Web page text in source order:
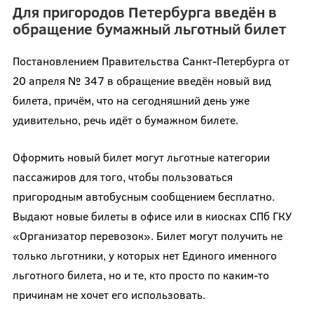
Для пригородов Петербурга введён в
обращение бумажный льготный билет
Постановлением Правительства Санкт-Петербурга от
20 апреля № 347 в обращение введён новый вид
билета, причём, что на сегодняшний день уже
удивительно, речь идёт о бумажном билете.
Оформить новый билет могут льготные категории
пассажиров для того, чтобы пользоваться
пригородным автобусным сообщением бесплатно.
Выдают новые билеты в офисе или в киосках СПб ГКУ
«Организатор перевозок». Билет могут получить не
только льготники, у которых нет Единого именного
льготного билета, но и те, кто просто по каким-то
причинам не хочет его использовать.